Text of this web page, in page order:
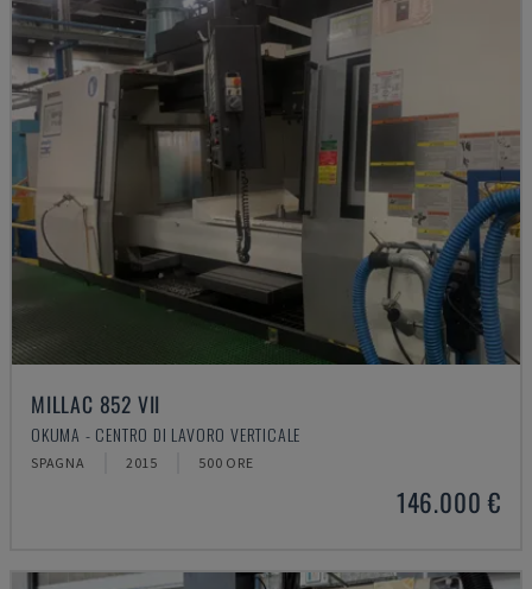
MILLAC 852 VII
OKUMA - CENTRO DI LAVORO VERTICALE
SPAGNA 2015 500 ORE
146.000 €